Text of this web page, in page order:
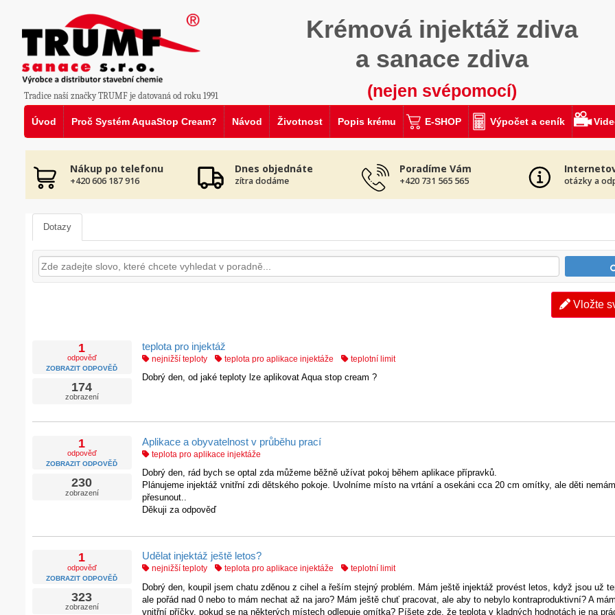
Úvod Proč Systém AquaStop Cream? Návod Životnost Popis krému E-SHOP Výpočet a ceník
Tradice naší značky TRUMF je datovaná od roku 1991
Krémová injektáž zdiva
a sanace zdiva
(nejen svépomocí)
Nákup po telefonu
+420 606 187 916
Dnes objednáte
zítra dodáme
Poradíme Vám
+420 731 565 565 otázky a
Dotazy
Vložte
1
odpověď
ZOBRAZIT ODPOVĚĎ
174
zobrazení
teplota pro injektáž
nejnižší teploty teplota pro aplikace injektáže teplotní limit
Dobrý den, od jaké teploty lze aplikovat Aqua stop cream ?
1
odpověď
ZOBRAZIT ODPOVĚĎ
230
zobrazení
Aplikace a obyvatelnost v průběhu prací
teplota pro aplikace injektáže
Dobrý den, rád bych se optal zda můžeme běžně užívat pokoj během aplikace přípravků.
Plánujeme injektáž vnitřní zdi dětského pokoje. Uvolníme místo na vrtání a osekáni cca 20 cm omítky, ale děti
přesunout..
Děkuji za odpověď
1
odpověď
ZOBRAZIT ODPOVĚĎ
323
zobrazení
Udělat injektáž ještě letos?
nejnižší teploty teplota pro aplikace injektáže teplotní limit
Dobrý den, koupil jsem chatu zděnou z cihel a řeším stejný problém. Mám ještě injektáž provést letos, když jsou už
ale pořád nad 0 nebo to mám nechat až na jaro? Mám ještě chuť pracovat, ale aby to nebylo kontraproduktivní? A
vnitřní příčky, pokud se na některých místech odlepuje omítka? Píšete zde, že teplota v kladných hodnotách je na